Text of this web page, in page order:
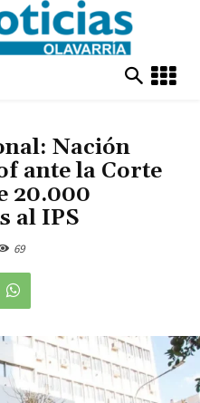
Nación
ante la Corte
20.000
al IPS
69